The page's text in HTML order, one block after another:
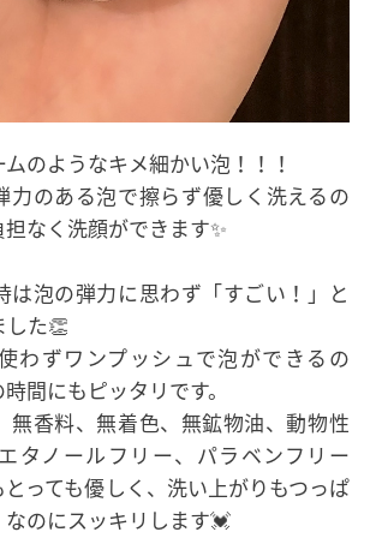
のようなキメ細かい泡！！！
力のある泡で擦らず優しく洗えるの
なく洗顔ができます✨
は泡の弾力に思わず「すごい！」と
した👏
わずワンプッシュで泡ができるの
間にもピッタリです。
無香料、無着色、無鉱物油、動物性
タノールフリー、パラベンフリー
っても優しく、洗い上がりもつっぱ
なのにスッキリします💓